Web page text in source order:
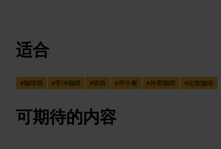
适合
#咖啡馆 #手冲咖啡 #烘焙 #早午餐 #外带咖啡 #伦敦咖啡
可期待的内容